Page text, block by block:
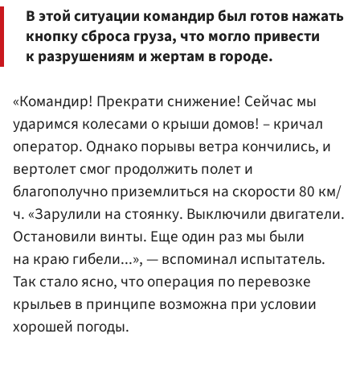
В этой ситуации командир был готов нажать
кнопку сброса груза, что могло привести
к разрушениям и жертам в городе.
«Командир! Прекрати снижение! Сейчас мы
ударимся колесами о крыши домов! – кричал
оператор. Однако порывы ветра кончились, и
вертолет смог продолжить полет и
благополучно приземлиться на скорости 80 км/
ч. «Зарулили на стоянку. Выключили двигатели.
Остановили винты. Еще один раз мы были
на краю гибели...», — вспоминал испытатель.
Так стало ясно, что операция по перевозке
крыльев в принципе возможна при условии
хорошей погоды.